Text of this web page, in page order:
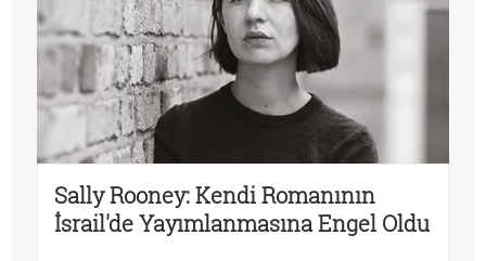
Sally Rooney: Kendi Romanının
İsrail'de Yayımlanmasına Engel Oldu